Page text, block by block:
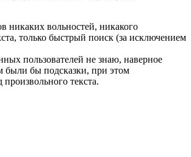
никаких вольностей, никакого
только быстрый поиск (за исключением
пользователей не знаю, наверное
были бы подсказки, при этом
текста.